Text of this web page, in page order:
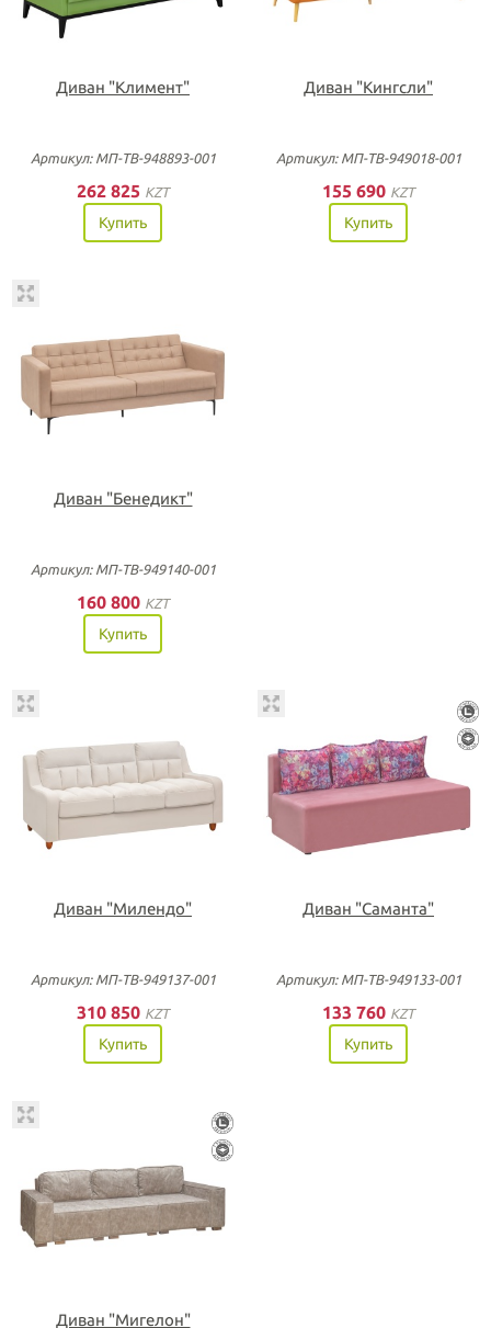
Диван "Климент"
Артикул: МП-ТВ-948893-001
262 825 KZT
Купить
Диван "Кингсли"
Артикул: МП-ТВ-949018-001
155 690 KZT
Купить
Диван "Бенедикт"
Артикул: МП-ТВ-949140-001
160 800 KZT
Купить
Диван "Милендо"
Артикул: МП-ТВ-949137-001
310 850 KZT
Купить
Диван "Саманта"
Артикул: МП-ТВ-949133-001
133 760 KZT
Купить
Диван "Мигелон"